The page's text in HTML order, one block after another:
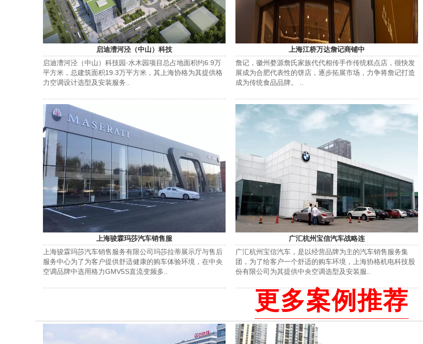
启迪漕河泾（中山）科技
启迪漕河泾（中山）科技园·水木园项目总占地面积约6.9万
平方米，总建筑面积19.3万平方米，其上海协格为其提供格
力空调设计选型及安装服务..
上海江桥万达詹记商铺中
詹记，徽州婺源詹氏家族代代相传手作传统糕点店，很快发
展成为合肥代表性的饼店，逐步拓展市场，力争将詹记打造
成为传统食品品牌。 ..
上海骏霖玛莎汽车销售服
上海骏霖玛莎汽车销售服务有限公司玛莎拉蒂展示厅与售后
服务中心为了为客户提供舒适健康的购车体验环境，在中央
空调品牌中选用格力GMV5S直流变频多..
广汇杭州宝信汽车战略连
广汇杭州宝信汽车，是以经营品牌为主的汽车销售服务集
团，为了给客户一个舒适的购车环境，上海协格机电科技股
份有限公司为其提供中央空调选型及安装服..
更多案例推荐